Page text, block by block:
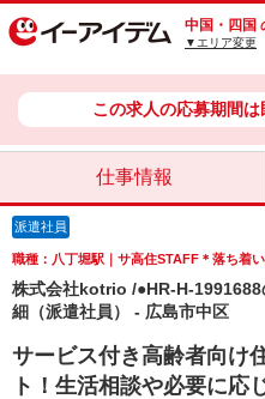
中国・四国
▼エリア変更
この求人の応募期間は
仕事情報
派遣社員
職種：八丁堀駅｜サ高住STAFF＊落ち着
株式会社kotrio /●HR-H-
細（派遣社員） - 広島市中区
サービス付き高齢者向け
ト！生活相談や必要に応